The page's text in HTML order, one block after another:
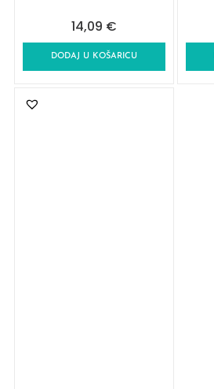
14,09 €
DODAJ U KOŠARICU